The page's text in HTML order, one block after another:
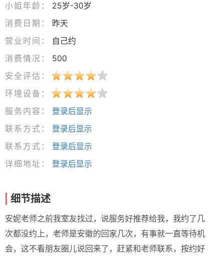
小姐年龄：
25岁-30岁
消费日期：
昨天
营业时间：
自己约
消费情况：
500
安全评估：
环境设备：
服务内容：
登录后显示
联系方式：
登录后显示
联系方式：
登录后显示
详细地址：
登录后显示
细节描述
安妮老师之前我室友找过，说服务好推荐给我，我约了几
次都没约上，老师是安徽的回家几次，有事就一直等待机
会，这不看朋友圈儿说回来了，赶紧和老师联系，按约好